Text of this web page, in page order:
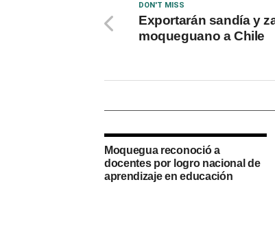
DON'T MISS
Exportarán sandía y
moqueguano a Chile
Moquegua reconoció a
docentes por logro nacional de
aprendizaje en educación